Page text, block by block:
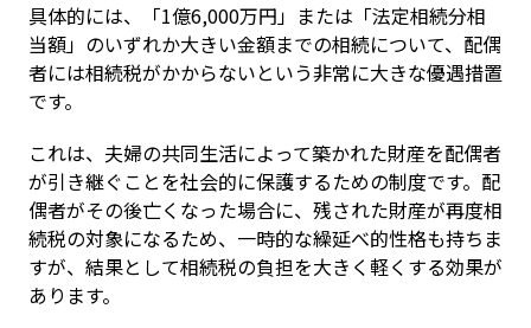
具体的には、「1億6,000万円」または「法定相続分相
当額」のいずれか大きい金額までの相続について、配偶
者には相続税がかからないという非常に大きな優遇措置
です。
これは、夫婦の共同生活によって築かれた財産を配偶者
が引き継ぐことを社会的に保護するための制度です。配
偶者がその後亡くなった場合に、残された財産が再度相
続税の対象になるため、一時的な繰延べ的性格も持ちま
すが、結果として相続税の負担を大きく軽くする効果が
あります。